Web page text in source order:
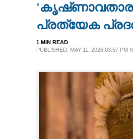
CASE DIARY
'കൃഷ്‌ണാവതാരം'
പ്രത്യേക
1 MIN READ
PUBLISHED: MAY 11, 2026 03:57 PM